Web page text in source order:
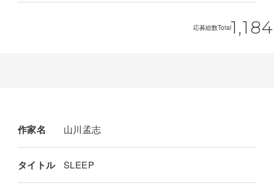
応募総数Total1,184
作家名 山川孟志
タイトル SLEEP